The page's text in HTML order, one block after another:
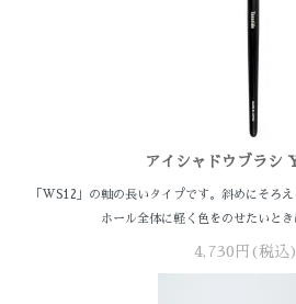
アイシャドウブラシ
「WS12」の軸の長いタイプです。斜めにそろ
ホール全体に軽く色をのせたいとき
4,730円(税込)